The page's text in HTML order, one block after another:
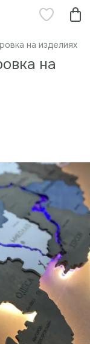
на изделиях
на